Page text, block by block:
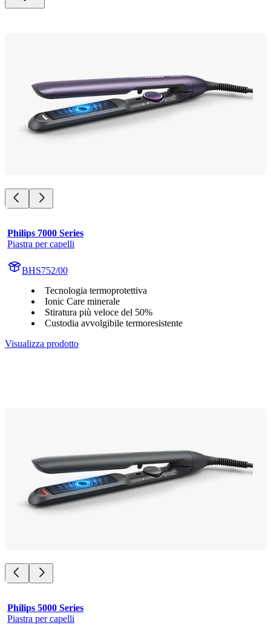
Philips 7000 Series
Piastra per capelli
BHS752/00
Tecnologia termoprotettiva
Ionic Care minerale
Stiratura più veloce del 50%
Custodia avvolgibile termoresistente
Visualizza prodotto
Philips 5000 Series
Piastra per capelli